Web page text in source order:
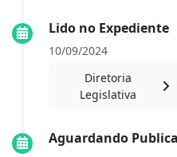
Lido no Expediente
10/09/2024
Diretoria
Legislativa
Aguardando